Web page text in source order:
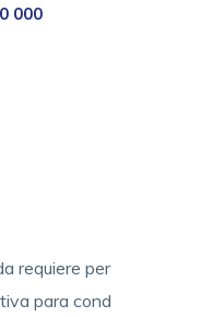
000
requiere per
para cond